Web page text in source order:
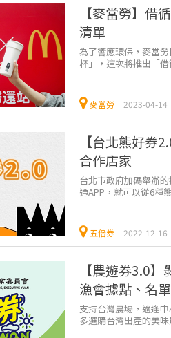
【麥當勞】借
清單
為了響應環保，麥當
杯」，這次將推出「
麥當勞 2023-04-14
【台北熊好券
合作店家
台北市政府加碼舉辦
通APP，就可以從6種
五倍券 2022-12-16
【農遊券3.0
漁會據點、名
支持台灣農場，適逢
多選購台灣出產的美